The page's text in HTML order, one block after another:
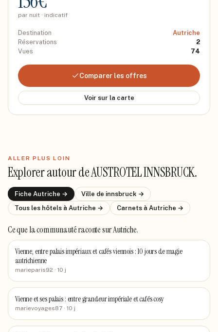
par nuit · indicatif
Destination
Autriche
Réservations
2
Vues
74
Comparer les offres
Voir sur la carte
ALLER PLUS LOIN
Explorer autour deAUSTROTEL INNSBRUCK.
Fiche Autriche → Ville de innsbruck →
Tous les hôtels à Autriche → Carnets à Autriche →
Ce que la communauté racontesur Autriche.
Vienne, entre palais impériaux et cafés viennois : 10 jours de magie
autrichienne
marieparis92 · 10 j
Vienne et ses palais : entre grandeur impériale et cafés cosy
marievoyages87 · 10 j